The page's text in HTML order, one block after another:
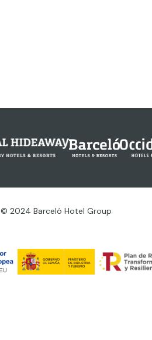
© 2024 Barceló Hotel Group